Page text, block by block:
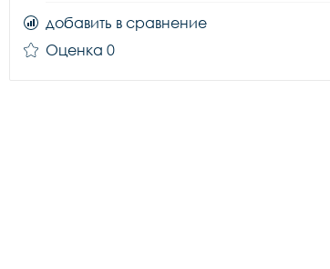
добавить в сравнение
Оценка 0